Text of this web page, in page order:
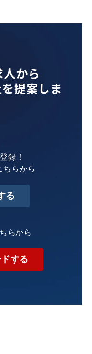
から
提案しま
録！
ちらから
る
らから
する